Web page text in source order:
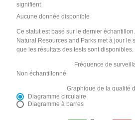
signifient
Aucune donnée disponible
Ce statut est basé sur le dernier
Natural Resources and Parks met à jour le
que les résultats des tests sont disponibles.
Fréquence de
Non échantillonné
Graphique de la qualité
Diagramme circulaire
Diagramme à barres